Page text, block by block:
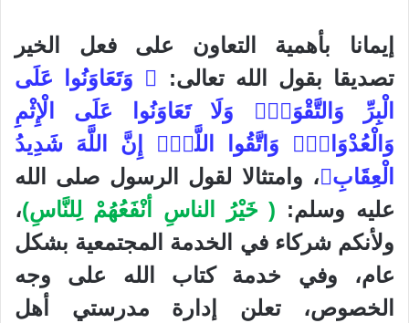
إيمانا بأهمية التعاون على فعل الخير
تصديقا بقول الله تعالى: ﴿ وَتَعَاوَنُوا عَلَى
الْبِرِّ وَالتَّقْوَىٰۖ وَلَا تَعَاوَنُوا عَلَى الْإِثْمِ
وَالْعُدْوَانِۚ وَاتَّقُوا اللَّهَۖ إِنَّ اللَّهَ شَدِيدُ
الْعِقَابِ﴾، وامتثالا لقول الرسول صلى الله
عليه وسلم: ( خَيْرُ الناسِ أنْفَعُهُمْ لِلنَّاسِ)،
ولأنكم شركاء في الخدمة المجتمعية بشكل
عام، وفي خدمة كتاب الله على وجه
الخصوص، تعلن إدارة مدرستي أهل